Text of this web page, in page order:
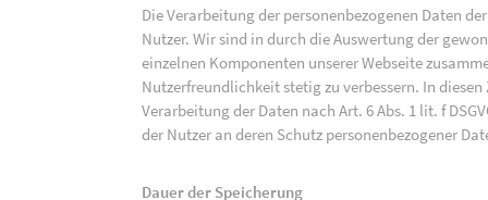
Die Verarbeitung der personenbezogenen Daten
Nutzer. Wir sind in durch die Auswertung der
einzelnen Komponenten unserer Webseite
Nutzerfreundlichkeit stetig zu verbessern. In
Verarbeitung der Daten nach Art. 6 Abs. 1 lit. f
der Nutzer an deren Schutz personenbezogener
Dauer der Speicherung